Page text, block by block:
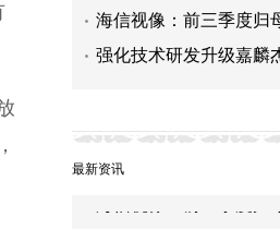
海信视像：前三季度归
强化技术研发升级嘉麟
最新资讯